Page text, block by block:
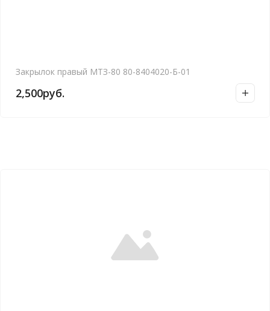
Закрылок правый МТЗ-80 80-8404020-Б-01
2,500руб.